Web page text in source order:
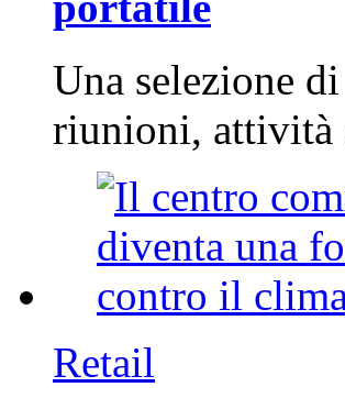
Una selezione
riunioni, attività
Retail